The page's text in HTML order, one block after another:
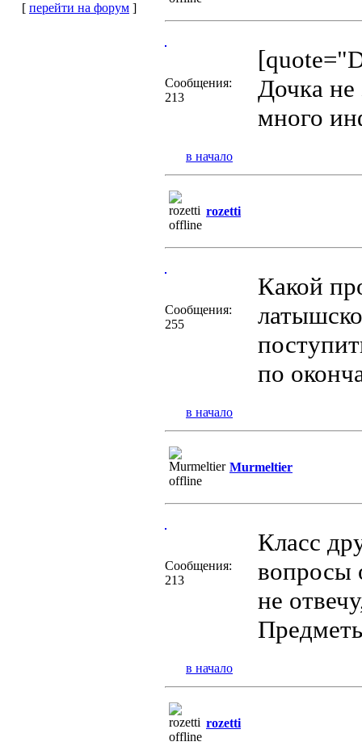
[ перейти на форум ]
Сообщения:
213
Дочка не
много
в начало
rozetti
Сообщения:
255
Какой
по
в начало
Murmeltier
Сообщения:
213
Класс
вопросы
не
в начало
rozetti